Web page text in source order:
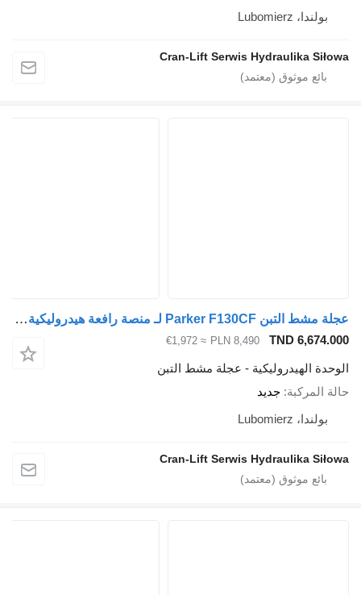
Cran-Lift Serwis
عجلة مشط التبن Parker F130CF لـ منصة رافعة هيدروليكية Epsilon
PLN 8,490
≈ €1,972
- عجلة مشط التبن
جديد
Cran-Lift Serwis